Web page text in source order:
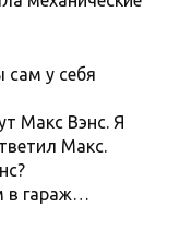
сам у себя
Макс Вэнс. Я
Макс.
в гараж…